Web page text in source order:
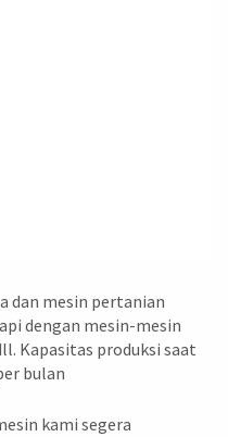
dan mesin pertanian
dengan mesin-mesin
Kapasitas produksi saat
bulan
kami segera